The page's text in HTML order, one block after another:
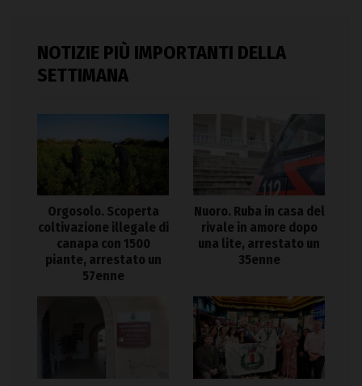
NOTIZIE PIÙ IMPORTANTI DELLA
SETTIMANA
Orgosolo. Scoperta
coltivazione illegale di
canapa con 1500
piante, arrestato un
57enne
Nuoro. Ruba in casa del
rivale in amore dopo
una lite, arrestato un
35enne